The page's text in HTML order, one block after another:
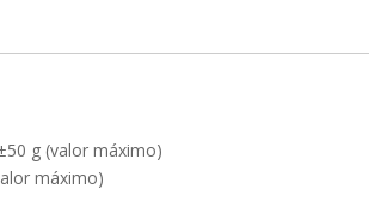
g (valor máximo)
máximo)